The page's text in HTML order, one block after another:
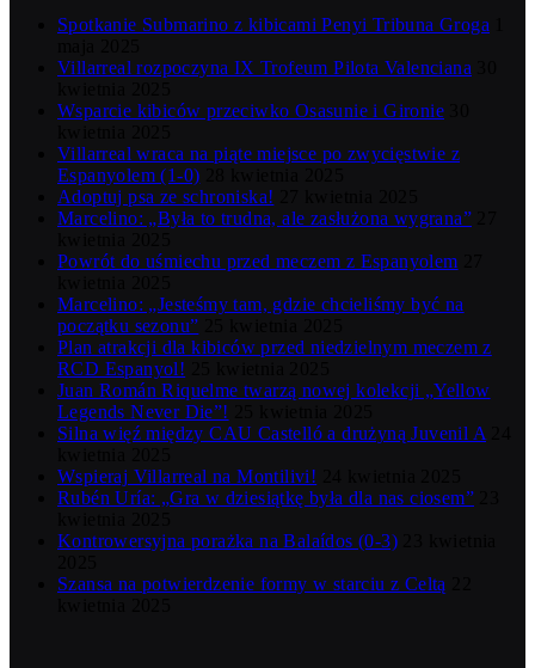
Spotkanie Submarino z kibicami Penyi Tribuna Groga
Villarreal rozpoczyna IX Trofeum Pilota Valenciana
Wsparcie kibiców przeciwko Osasunie i Gironie
Villarreal wraca na piąte miejsce po zwycięstwie z
Espanyolem (1-0)
Adoptuj psa ze schroniska!
Marcelino: „Była to trudna, ale zasłużona wygrana”
Powrót do uśmiechu przed meczem z Espanyolem
Marcelino: „Jesteśmy tam, gdzie chcieliśmy być na
początku sezonu”
Plan atrakcji dla kibiców przed niedzielnym meczem z
RCD Espanyol!
Juan Román Riquelme twarzą nowej kolekcji „Yellow
Legends Never Die”!
Silna więź między CAU Castelló a drużyną Juvenil A
Wspieraj Villarreal na Montilivi!
Rubén Uría: „Gra w dziesiątkę była dla nas ciosem”
Kontrowersyjna porażka na Balaídos (0-3)
Szansa na potwierdzenie formy w starciu z Celtą